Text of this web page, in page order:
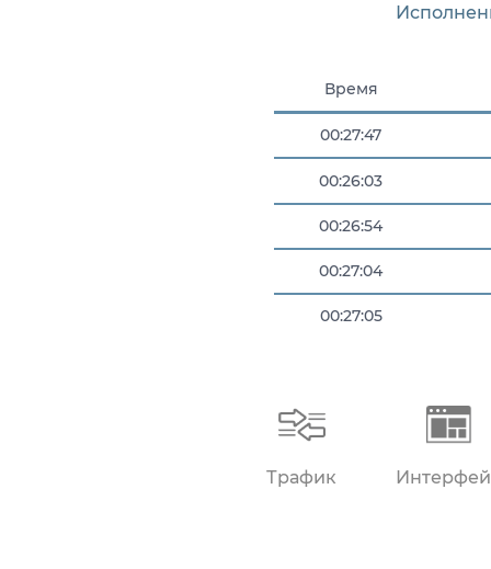
Время
00:27:47
00:26:03
00:26:54
00:27:04
00:27:05
Трафик